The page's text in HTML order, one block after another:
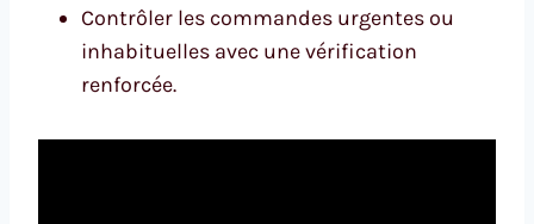
Contrôler les commandes urgentes ou
inhabituelles avec une vérification
renforcée.